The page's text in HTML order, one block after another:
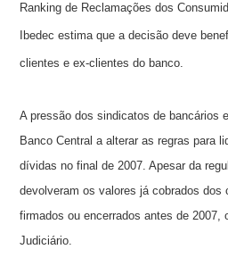
Ranking de Reclamações dos
Ibedec estima que a decisão deve
clientes e ex-clientes do banco.
A pressão dos sindicatos de bancários
Banco Central a alterar as regras para
dívidas no final de 2007. Apesar da
devolveram os valores já cobrados dos
firmados ou encerrados antes de 2007,
Judiciário.